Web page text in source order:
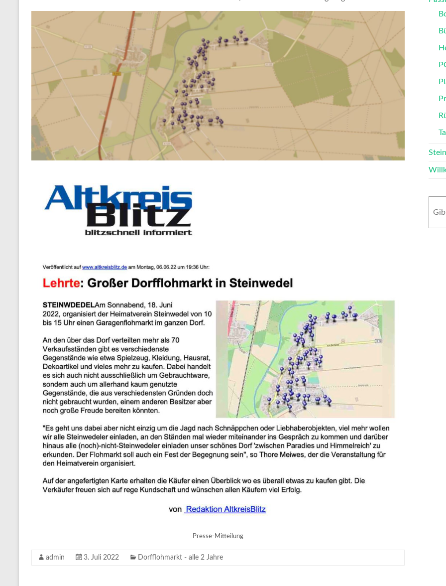
Presse-Mitteilung
admin 3. Juli 2022 Dorfflohmarkt - alle 2 Jahre